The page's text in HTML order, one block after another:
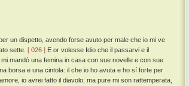
un dispetto, avendo forse avuto per male che io mi ve
sette. [ 026 ] E or volesse Idio che il passarvi e il
mandò una femina in casa con sue novelle e con sue
borsa e una cintola: il che io ho avuta e ho sí forte per
io avrei fatto il diavolo; ma pure mi son rattemperata,